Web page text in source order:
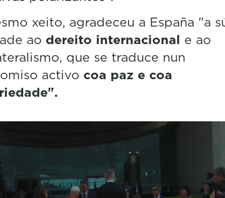
xeito, agradeceu a España "a
ao dereito internacional e ao
que se traduce nun
activo coa paz e coa